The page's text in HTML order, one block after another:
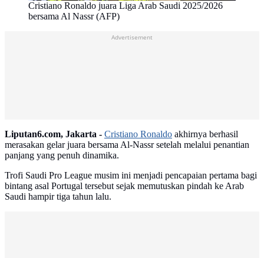
Cristiano Ronaldo juara Liga Arab Saudi 2025/2026
bersama Al Nassr (AFP)
Liputan6.com, Jakarta - Cristiano Ronaldo akhirnya berhasil
merasakan gelar juara bersama Al-Nassr setelah melalui penantian
panjang yang penuh dinamika.
Trofi Saudi Pro League musim ini menjadi pencapaian pertama bagi
bintang asal Portugal tersebut sejak memutuskan pindah ke Arab
Saudi hampir tiga tahun lalu.